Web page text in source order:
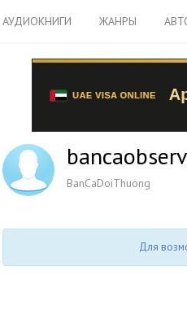
АУДИОКНИГИ ЖАНРЫ
BanCaDoiThuong
Для